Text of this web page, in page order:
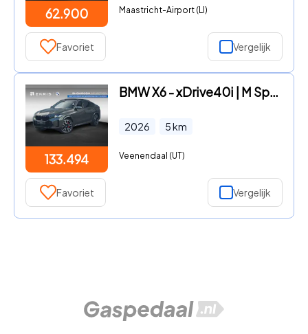
62.900 Maastricht-Airport (LI)
Favoriet Vergelijk
133.494
BMW X6 - xDrive40i | M Sportpakket Pro | Travel Pack | Innovation Pac
2026 5km
Veenendaal (UT)
Favoriet Vergelijk